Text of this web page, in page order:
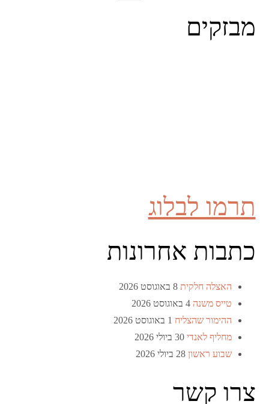
מבזקים
תרמו לבלוג
כתבות אחרונות
האצלה חלקית 8 באוגוסט 2026
טייס משנה 4 באוגוסט 2026
ההימור שהצליח 1 באוגוסט 2026
מחליף לאנדי 30 ביולי 2026
שבוע ראשון 28 ביולי 2026
צרו קשר